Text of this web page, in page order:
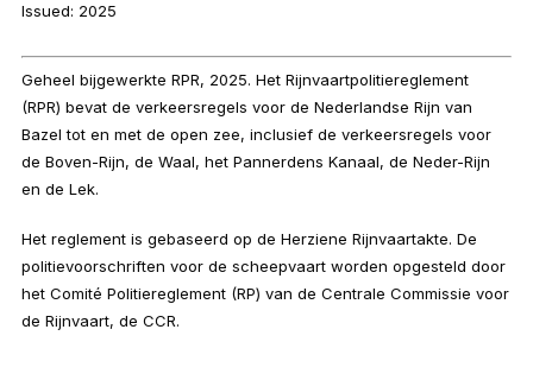
Issued: 2025
Geheel bijgewerkte RPR, 2025. Het Rijnvaartpolitiereglement
(RPR) bevat de verkeersregels voor de Nederlandse Rijn van
Bazel tot en met de open zee, inclusief de verkeersregels voor
de Boven-Rijn, de Waal, het Pannerdens Kanaal, de Neder-Rijn
en de Lek.
Het reglement is gebaseerd op de Herziene Rijnvaartakte. De
politievoorschriften voor de scheepvaart worden opgesteld door
het Comité Politiereglement (RP) van de Centrale Commissie voor
de Rijnvaart, de CCR.